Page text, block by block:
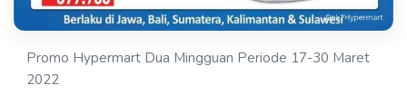
Promo Hypermart Dua Mingguan Periode 17-30 Maret
2022